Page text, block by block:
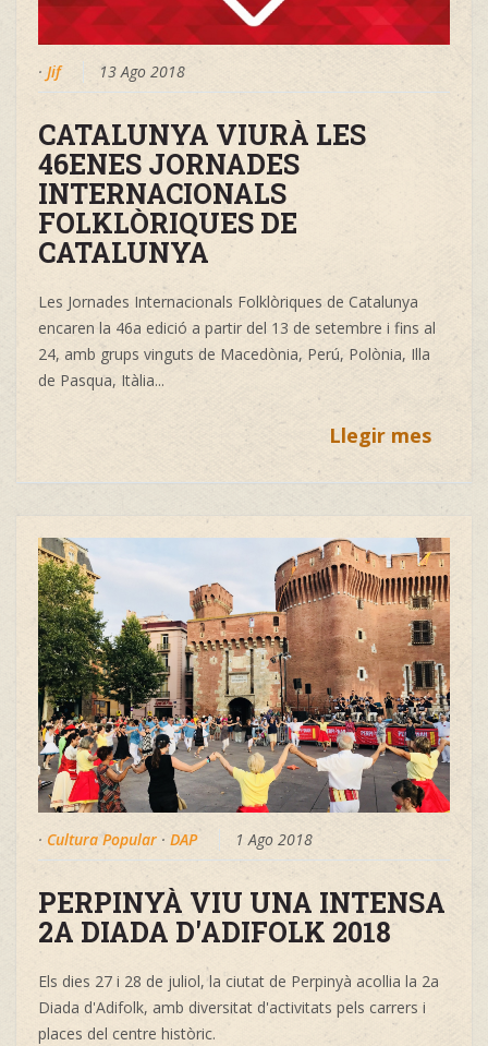
· Jif 13 Ago 2018
CATALUNYA VIURÀ LES
46ENES JORNADES
INTERNACIONALS
FOLKLÒRIQUES DE
CATALUNYA
Les Jornades Internacionals Folklòriques de Catalunya
encaren la 46a edició a partir del 13 de setembre i fins al
24, amb grups vinguts de Macedònia, Perú, Polònia, Illa
de Pasqua, Itàlia...
Llegir mes
· Cultura Popular · DAP 1 Ago 2018
PERPINYÀ VIU UNA INTENSA
2A DIADA D'ADIFOLK 2018
Els dies 27 i 28 de juliol, la ciutat de Perpinyà acollia la 2a
Diada d'Adifolk, amb diversitat d'activitats pels carrers i
places del centre històric.